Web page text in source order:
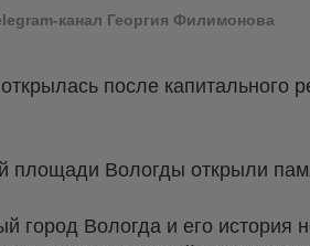
канал Георгия Филимонова
после капитального
площади Вологды открыли
город Вологда и его история